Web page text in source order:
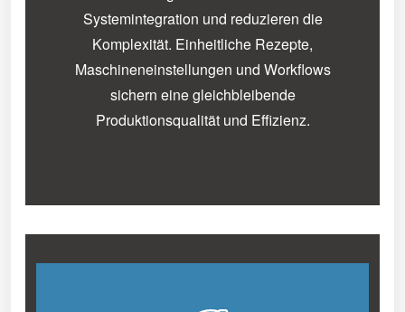
Systemintegration und reduzieren die
Komplexität. Einheitliche Rezepte,
Maschineneinstellungen und Workflows
sichern eine gleichbleibende
Produktionsqualität und Effizienz.